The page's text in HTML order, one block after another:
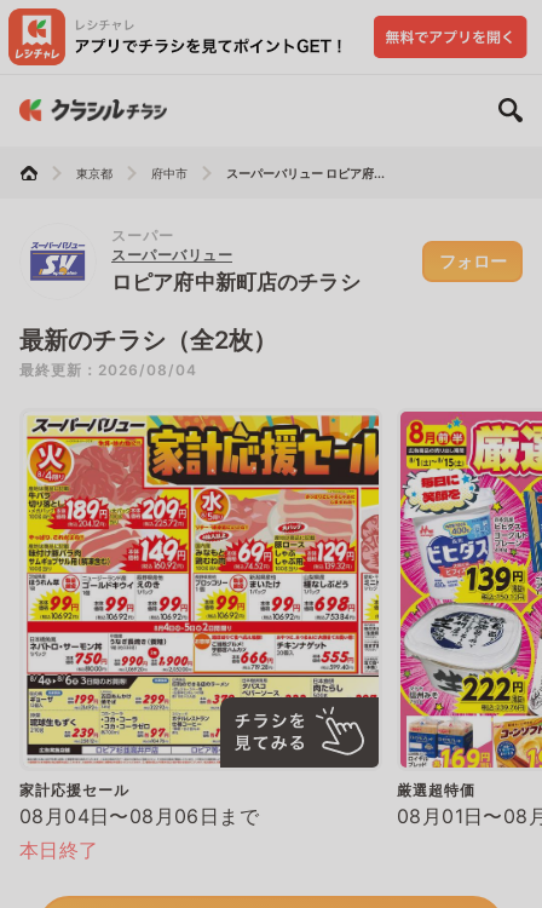
東京都 府中市 スーパーバリュー ロピア府...
スーパー
スーパーバリュー
ロピア府中新町店のチラシ
フォロー
最新のチラシ（全2枚）
最終更新：2026/08/04
家計応援セール
08月04日〜08月06日まで
本日終了
厳選超特価
08月01日〜08